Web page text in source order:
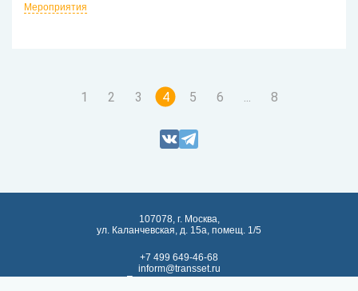
Мероприятия
1 2 3 4 5 6 ... 8
107078, г. Москва,
ул. Каланчевская, д. 15а, помещ. 1/5
+7 499 649-46-68
inform@transset.ru
Политика в отношении